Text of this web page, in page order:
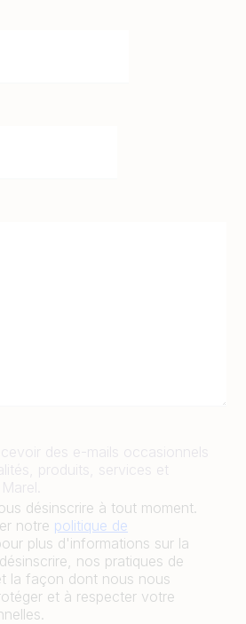
des e-mails occasionnels
produits, services et
désinscrire à tout moment.
notre politique de
plus d'informations sur la
nos pratiques de
la façon dont nous nous
et à respecter votre